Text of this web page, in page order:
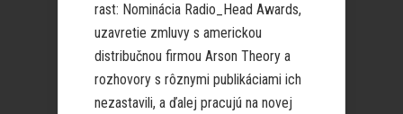
rast: Nominácia Radio_Head Awards,
uzavretie zmluvy s americkou
distribučnou firmou Arson Theory a
rozhovory s rôznymi publikáciami ich
nezastavili, a ďalej pracujú na novej